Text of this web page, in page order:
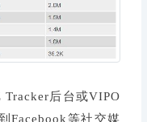
后台或VIPO
Facebook等社交媒